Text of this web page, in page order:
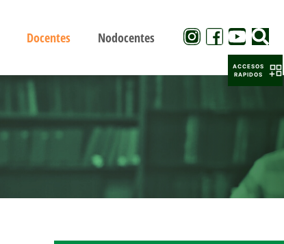
Docentes Nodocentes
ACCESOS
RAPIDOS